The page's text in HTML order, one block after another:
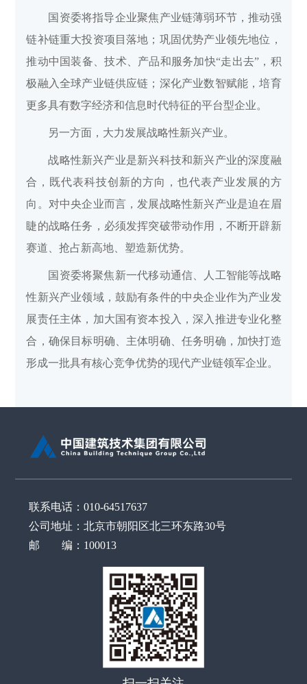
国资委将指导企业聚焦产业链薄弱环节，推动强
链补链重大投资项目落地；巩固优势产业领先地位，
推动中国装备、技术、产品和服务加快“走出去”，积
极融入全球产业链供应链；深化产业数智赋能，培育
更多具有数字经济和信息时代特征的平台型企业。
另一方面，大力发展战略性新兴产业。
战略性新兴产业是新兴科技和新兴产业的深度融
合，既代表科技创新的方向，也代表产业发展的方
向。对中央企业而言，发展战略性新兴产业是迫在眉
睫的战略任务，必须发挥突破带动作用，不断开辟新
赛道、抢占新高地、塑造新优势。
国资委将聚焦新一代移动通信、人工智能等战略
性新兴产业领域，鼓励有条件的中央企业作为产业发
展责任主体，加大国有资本投入，深入推进专业化整
合，确保目标明确、主体明确、任务明确，加快打造
形成一批具有核心竞争优势的现代产业链领军企业。
联系电话：010-64517637
公司地址：北京市朝阳区北三环东路30号
邮 编：100013